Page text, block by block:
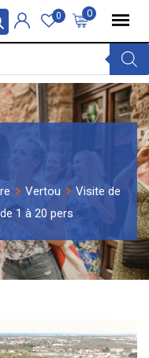
0
0
Vertou
Visite de
1 à 20 pers